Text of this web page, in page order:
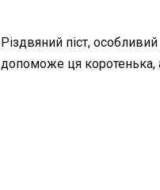
Різдвяний піст,
допоможе ця коротенька,